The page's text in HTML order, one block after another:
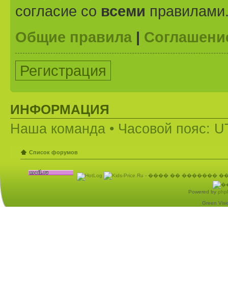
согласие со всеми
Общие правила |
Регистрация
ИНФОРМАЦИЯ
Наша команда • Часовой пояс:
Список форумов
Powered by
Green